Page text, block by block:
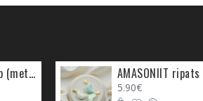
HEMATIIT ripats inglitiib (metall)
5.90€